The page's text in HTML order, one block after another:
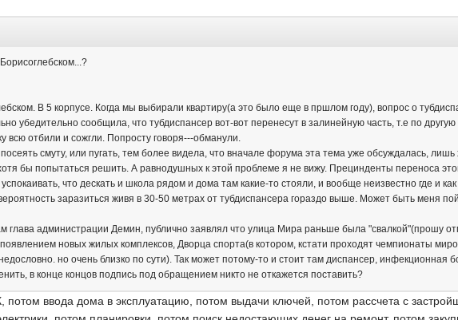
В 5 корпусе. Когда мы выбирали квартиру(а это было еще в пршлом году), вопрос о
убедительно сообщила, что тубдиспансер вот-вот перенесут в залинейную часть, т.е по
всю отбили и сожгли. Попросту говоря---обманули.
смуту, или пугать, тем более видела, что вначале форума эта тема уже обсуждалась, лишь
бы попытаться решить. А равнодушных к этой проблеме я не вижу. Прецинденты переноса
что дескать и школа рядом и дома там какие-то стояли, и вообще неизвестно где и
заразиться живя в 30-50 метрах от тубдиспансера гораздо выше. Может быть меня
администрации Демин, публично заявлял что улица Мира раньше была "свалкой"(прошу
новых жилых комплексов, Дворца спорта(в котором, кстати проходят чемпионаты
но очень близко по сути). Так может потому-то и стоит там диспансер, инфекционная
в конце концов подпись под обращением никто не откажется поставить?
потом ввода дома в эксплуатацию, потом выдачи ключей, потом рассчета с